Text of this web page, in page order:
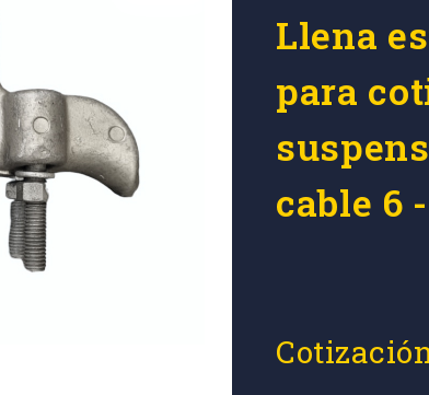
Llena
para
cable 6